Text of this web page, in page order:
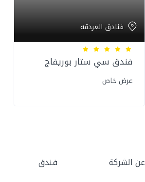
فنادق الغردقه
فندق سي ستار بوريفاج
عرض خاص
عن الشركة
فندق